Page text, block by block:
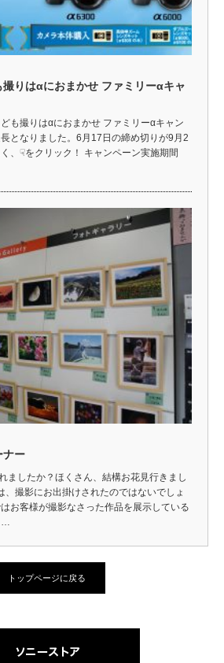
撮りはαにおまかせ ファミリーαキャ
も撮りはαにおまかせ ファミリーαキャン
となりました。6月17日の締め切りが9月2
、☟をクリック！ キャンペーン実施期間
ナー
ましたか？ほくさん、結構お花見行きまし
、撮影にお出掛けされたのではないでしょ
お客様が撮影なさった作品を展示している
…
トップページに戻る